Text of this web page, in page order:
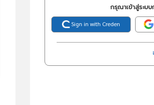
กรุณาเข้าสู่ระบ
Sign in with Creden